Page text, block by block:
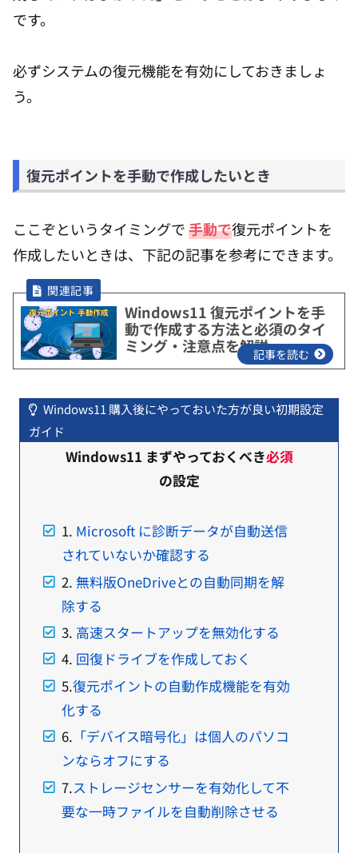
です。
必ずシステムの復元機能を有効にしておきましょ
う。
復元ポイントを手動で作成したいとき
ここぞというタイミングで手動で復元ポイントを
作成したいときは、下記の記事を参考にできます。
Windows11 復元ポイントを手
動で作成する方法と必須のタイ
ミング・注意点を解説
Windows11 購入後にやっておいた方が良い初期設定
ガイド
Windows11 まずやっておくべき必須
の設定
1. Microsoft に診断データが自動送信
されていないか確認する
2. 無料版OneDriveとの自動同期を解
除する
3. 高速スタートアップを無効化する
4. 回復ドライブを作成しておく
5.復元ポイントの自動作成機能を有効
化する
6. 「デバイス暗号化」は個人のパソコ
ンならオフにする
7.ストレージセンサーを有効化して不
要な一時ファイルを自動削除させる